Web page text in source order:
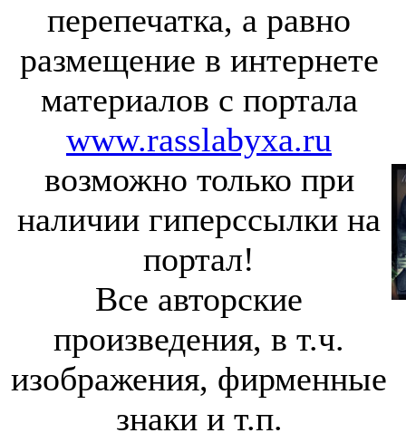
перепечатка, а равно
размещение в интернете
материалов с портала
www.rasslabyxa.ru
возможно только при
наличии гиперссылки на
портал!
Все авторские
произведения, в т.ч.
изображения, фирменные
знаки и т.п.